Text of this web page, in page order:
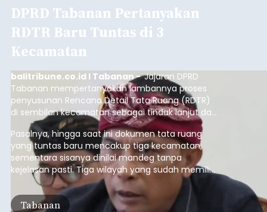
DPRD Tabanan Pertanyakan
RDTR Baru Tuntas di 3
Kecamatan
balitribune.co.id I Tabanan -Jajaran DPRD
Tabanan mempertanyakan lambannya proses
penyusunan Rencana Detail Tata Ruang (RDTR)
di sembilan kecamatan sebagai tindak lanjut dari
pelaksanaan RTRW.
Pasalnya, hingga saat ini dokumen tata ruang
yang tuntas baru mencakup tiga kecamatan,
sementara sisanya dinilai mandeg tanpa
kejelasan pasti. Tiga wilayah yang sudah memiliki
RDTR tersebut meliputi Kecamatan Kediri,
Tabanan, dan Selemadeg Barat.
Tabanan